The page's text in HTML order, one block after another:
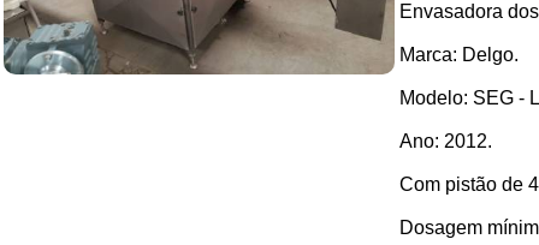
Envasadora
Marca: Delgo.
Modelo: SEG -
Ano: 2012.
Com pistão de
Dosagem